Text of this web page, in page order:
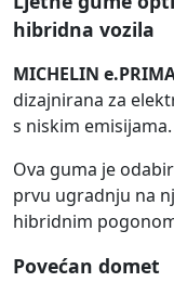
hibridna vozila
MICHELIN
dizajnirana za
s niskim emisijama.
Ova guma je
prvu ugradnju na
hibridnim
Povećan domet